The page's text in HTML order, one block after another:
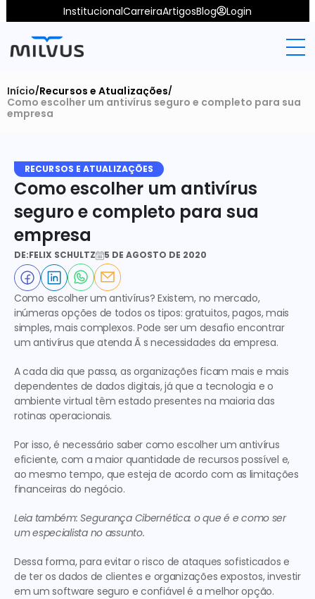
InstitucionalCarreiraArtigosBlog Login
Início/Recursos e Atualizações/
Como escolher um antivírus seguro e completo para sua
empresa
RECURSOS E ATUALIZAÇÕES
Como escolher um antivírus
seguro e completo para sua
empresa
DE:FELIX SCHULTZ 5 DE AGOSTO DE 2020
Como escolher um antivírus? Existem, no mercado,
inúmeras opções de todos os tipos: gratuitos, pagos, mais
simples, mais complexos. Pode ser um desafio encontrar
um antivírus que atenda Ã s necessidades da empresa.
A cada dia que passa, as organizações ficam mais e mais
dependentes de dados digitais, já que a tecnologia e o
ambiente virtual têm estado presentes na maioria das
rotinas operacionais.
Por isso, é necessário saber como escolher um antivírus
eficiente, com a maior quantidade de recursos possível e,
ao mesmo tempo, que esteja de acordo com as limitações
financeiras do negócio.
Leia também: Segurança Cibernética: o que é e como ser
um especialista no assunto.
Dessa forma, para evitar o risco de ataques sofisticados e
de ter os dados de clientes e organizações expostos, investir
em um software seguro e confiável é a melhor opção.